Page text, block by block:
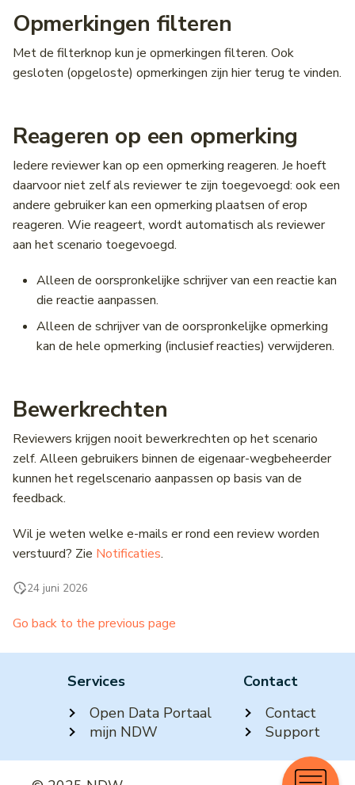
Opmerkingen filteren
Met de filterknop kun je opmerkingen filteren. Ook
gesloten (opgeloste) opmerkingen zijn hier terug te vinden.
Reageren op een opmerking
Iedere reviewer kan op een opmerking reageren. Je hoeft
daarvoor niet zelf als reviewer te zijn toegevoegd: ook een
andere gebruiker kan een opmerking plaatsen of erop
reageren. Wie reageert, wordt automatisch als reviewer
aan het scenario toegevoegd.
Alleen de oorspronkelijke schrijver van een reactie kan
die reactie aanpassen.
Alleen de schrijver van de oorspronkelijke opmerking
kan de hele opmerking (inclusief reacties) verwijderen.
Bewerkrechten
Reviewers krijgen nooit bewerkrechten op het scenario
zelf. Alleen gebruikers binnen de eigenaar-wegbeheerder
kunnen het regelscenario aanpassen op basis van de
feedback.
Wil je weten welke e-mails er rond een review worden
verstuurd? Zie Notificaties.
24 juni 2026
Go back to the previous page
Services
Open Data Portaal
mijn NDW
Contact
Contact
Support